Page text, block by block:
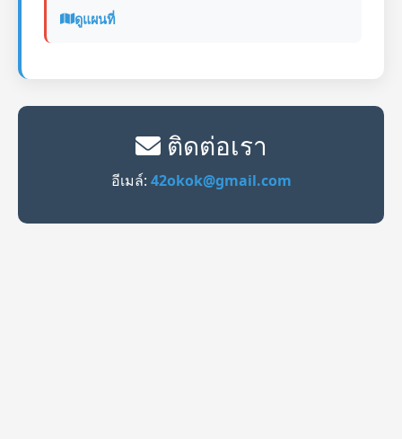
ดูแผนที่
ติดต่อเรา
อีเมล์: 42okok@gmail.com